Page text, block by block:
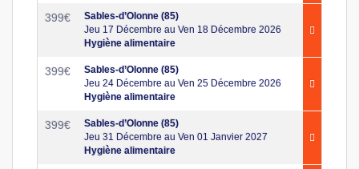
399€
Sables-d’Olonne (85)
Jeu 17 Décembre au Ven 18 Décembre 2026
Hygiène alimentaire
399€
Sables-d’Olonne (85)
Jeu 24 Décembre au Ven 25 Décembre 2026
Hygiène alimentaire
399€
Sables-d’Olonne (85)
Jeu 31 Décembre au Ven 01 Janvier 2027
Hygiène alimentaire